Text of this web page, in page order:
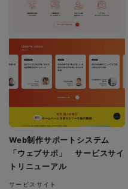
Web制作サポートシステム
「ウェブサポ」 サービスサイ
トリニューアル
サービスサイト